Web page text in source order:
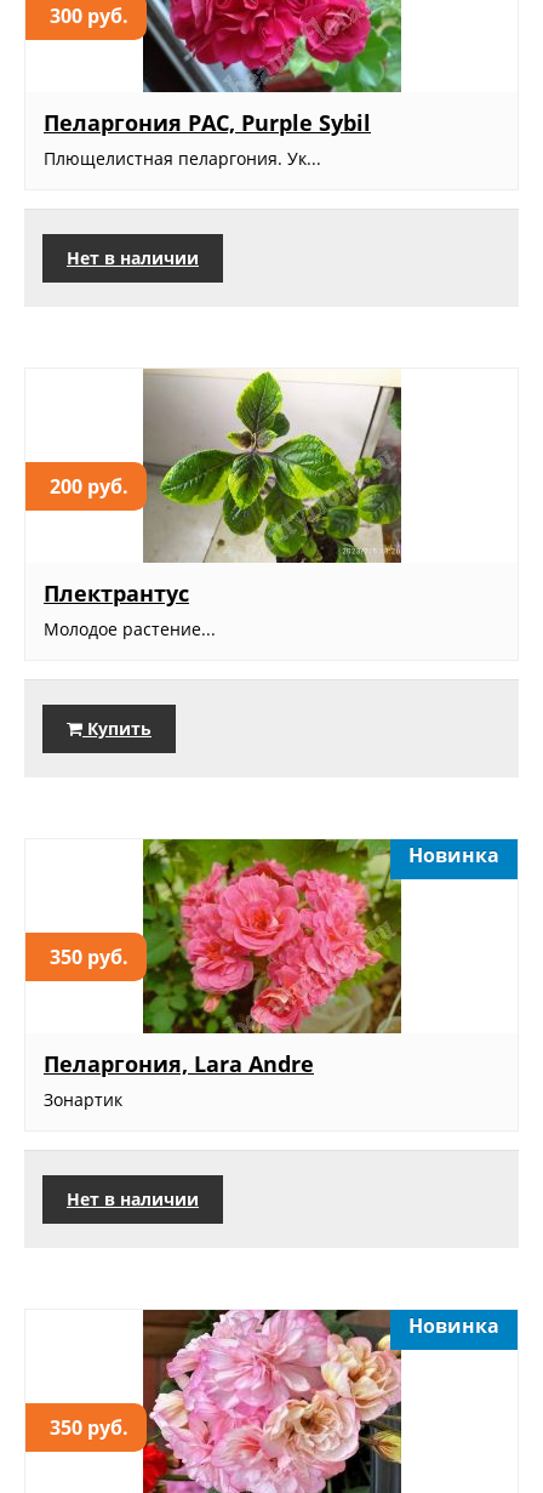
300 руб.
Пеларгония PAC, Purple Sybil
Плющелистная пеларгония. Ук...
Нет в наличии
200 руб.
Плектрантус
Молодое растение...
Купить
350 руб.
Новинка
Пеларгония, Lara Andre
Зонартик
Нет в наличии
350 руб.
Новинка